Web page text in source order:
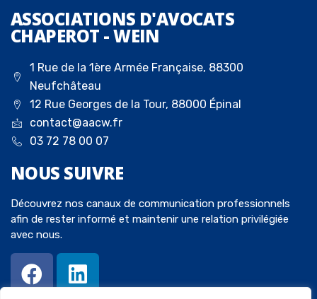
ASSOCIATIONS D'AVOCATS
CHAPEROT - WEIN
1 Rue de la 1ère Armée Française, 88300
Neufchâteau
12 Rue Georges de la Tour, 88000 Épinal
contact@aacw.fr
03 72 78 00 07
NOUS SUIVRE
Découvrez nos canaux de communication professionnels
afin de rester informé et maintenir une relation privilégiée
avec nous.